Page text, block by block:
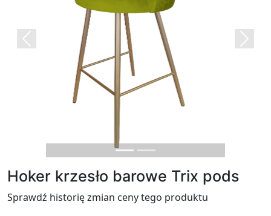
Previous Next
Hoker krzesło barowe Trix pods
Sprawdź historię zmian ceny tego produktu